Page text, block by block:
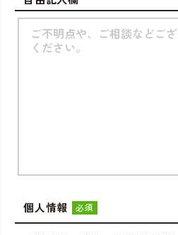
個人情報 必須